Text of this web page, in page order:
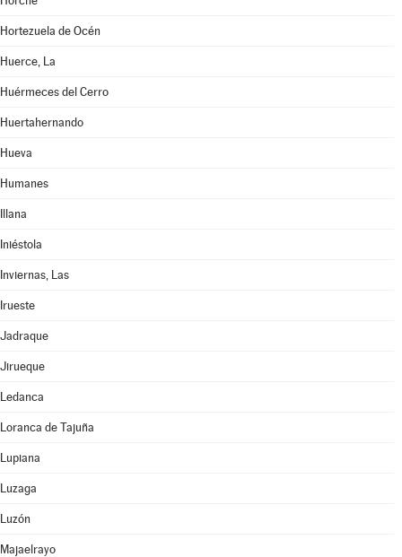
Hortezuela de Océn
Huerce, La
Huérmeces del Cerro
Huertahernando
Hueva
Humanes
Illana
Iniéstola
Inviernas, Las
Irueste
Jadraque
Jirueque
Ledanca
Loranca de Tajuña
Lupiana
Luzaga
Luzón
Majaelrayo